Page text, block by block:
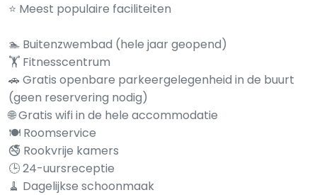
⭐ Meest populaire faciliteiten
🏊 Buitenzwembad (hele jaar geopend)
🏋️ Fitnesscentrum
🚗 Gratis openbare parkeergelegenheid in de buurt
(geen reservering nodig)
🌐 Gratis wifi in de hele accommodatie
🍽️ Roomservice
🚭 Rookvrije kamers
🕒 24-uursreceptie
🧹 Dagelijkse schoonmaak